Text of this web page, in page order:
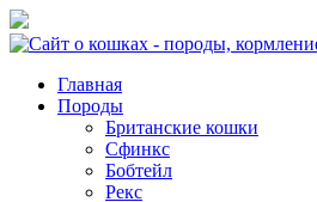
Главная
Породы
Британские кошки
Сфинкс
Бобтейл
Рекс